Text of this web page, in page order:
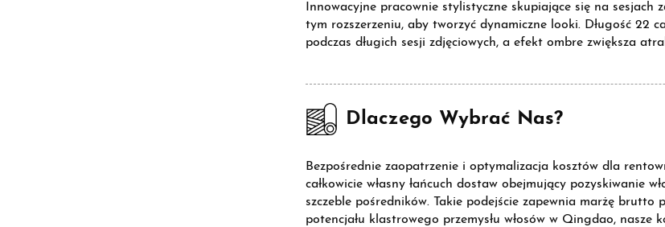
Innowacyjne pracownie stylistyczne skupiające się na
tym rozszerzeniu, aby tworzyć dynamiczne looki. Długość 22
podczas długich sesji zdjęciowych, a efekt ombre zwiększa
Dlaczego Wybrać Nas?
Bezpośrednie zaopatrzenie i optymalizacja kosztów dla
całkowicie własny łańcuch dostaw obejmujący pozyskiwanie
szczeble pośredników. Takie podejście zapewnia marżę
potencjału klastrowego przemysłu włosów w Qingdao,